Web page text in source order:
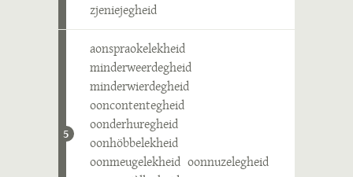
zjeniejegheid
5
aonspraokelekheid
minderweerdegheid
minderwierdegheid
ooncontentegheid
oonderhuregheid
oonhöbbelekheid
oonmeugelekheid oonnuzelegheid